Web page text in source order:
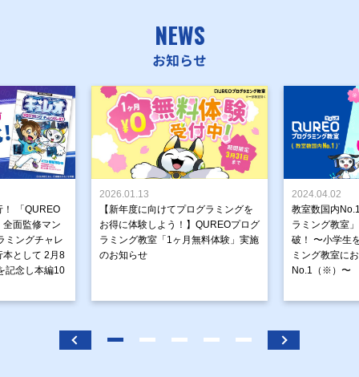
NEWS
お知らせ
！ 「QUREO
面監修マン
ミングチャレ
本として 2月8
記念し本編10
2026.01.13
【新年度に向けてプログラミングを
お得に体験しよう！】QUREOプログ
ラミング教室「1ヶ月無料体験」実施
のお知らせ
2024.04.02
教室数国内
ラミング教室
破！ 〜小学生
ミング教室に
No.1（※）〜